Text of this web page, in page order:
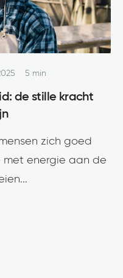
5 min
de stille kracht
zich goed
met energie aan de